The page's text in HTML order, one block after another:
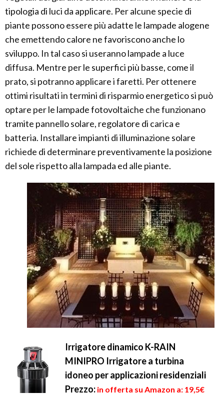
tipologia di luci da applicare. Per alcune specie di
piante possono essere più adatte le lampade alogene
che emettendo calore ne favoriscono anche lo
sviluppo. In tal caso si useranno lampade a luce
diffusa. Mentre per le superfici più basse, come il
prato, si potranno applicare i faretti. Per ottenere
ottimi risultati in termini di risparmio energetico si può
optare per le lampade fotovoltaiche che funzionano
tramite pannello solare, regolatore di carica e
batteria. Installare impianti di illuminazione solare
richiede di determinare preventivamente la posizione
del sole rispetto alla lampada ed alle piante.
Irrigatore dinamico K-RAIN
MINIPRO Irrigatore a turbina
idoneo per applicazioni residenziali
Prezzo: in offerta su Amazon a: 19,5€